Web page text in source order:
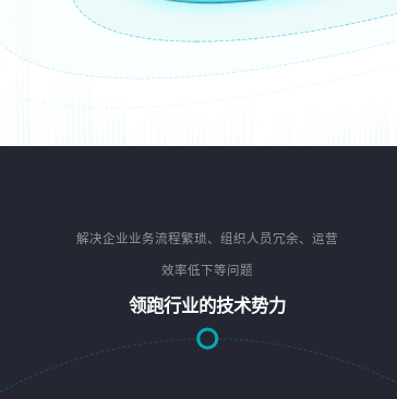
解决企业业务流程繁琐、组织人员冗余、运营
效率低下等问题
领跑行业的技术势力